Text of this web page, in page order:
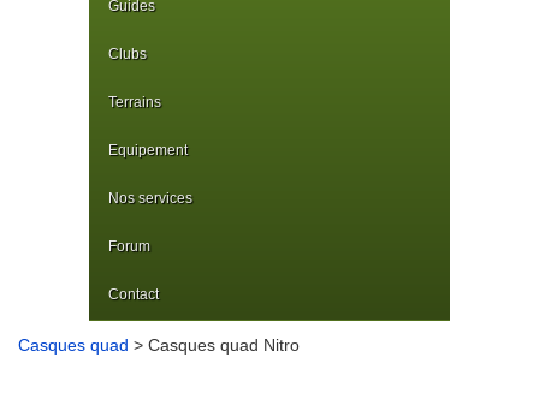
Guides
Clubs
Terrains
Equipement
Nos services
Forum
Contact
Casques quad > Casques quad Nitro